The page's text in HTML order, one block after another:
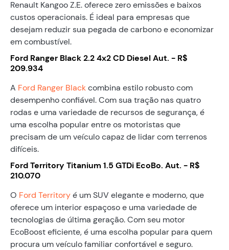
Renault Kangoo Z.E. oferece zero emissões e baixos
custos operacionais. É ideal para empresas que
desejam reduzir sua pegada de carbono e economizar
em combustível.
Ford Ranger Black 2.2 4x2 CD Diesel Aut. - R$
209.934
A Ford Ranger Blackcombina estilo robusto com
desempenho confiável. Com sua tração nas quatro
rodas e uma variedade de recursos de segurança, é
uma escolha popular entre os motoristas que
precisam de um veículo capaz de lidar com terrenos
difíceis.
Ford Territory Titanium 1.5 GTDi EcoBo. Aut. - R$
210.070
O Ford Territoryé um SUV elegante e moderno, que
oferece um interior espaçoso e uma variedade de
tecnologias de última geração. Com seu motor
EcoBoost eficiente, é uma escolha popular para quem
procura um veículo familiar confortável e seguro.